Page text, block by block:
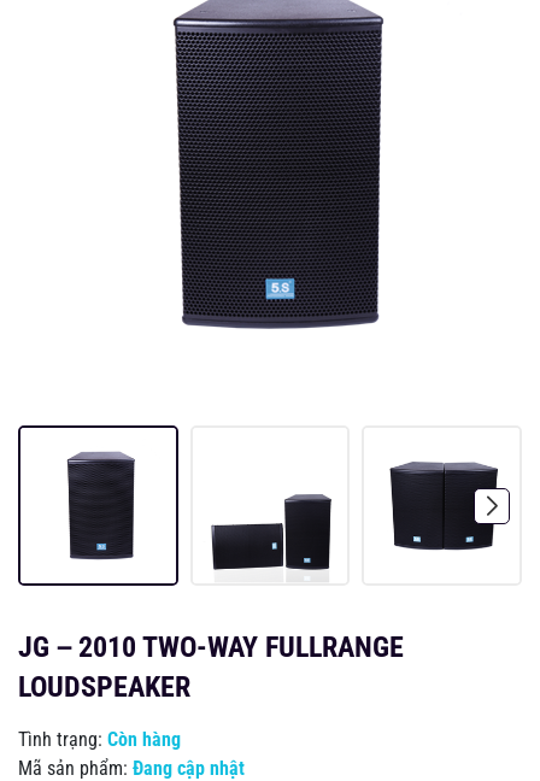
JG－2010 TWO-WAY FULLRANGE
LOUDSPEAKER
Tình trạng: Còn hàng
Mã sản phẩm: Đang cập nhật